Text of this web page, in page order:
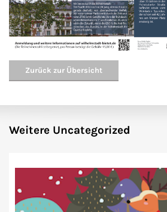
Zurück zur Übersicht
Weitere Uncategorized